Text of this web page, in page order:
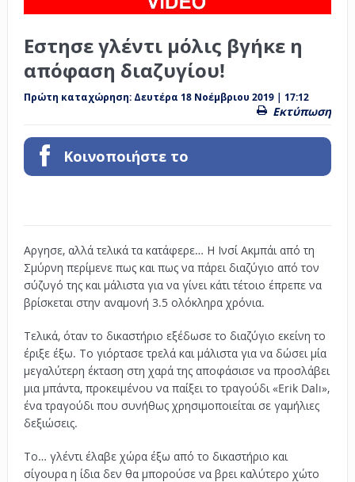
Εστησε γλέντι μόλις βγήκε η
απόφαση διαζυγίου!
Πρώτη καταχώρηση: Δευτέρα 18 Νοέμβριου 2019 | 17:12
Εκτύπωση
Κοινοποιήστε το
Αργησε, αλλά τελικά τα κατάφερε… Η Ινσί Ακμπάι από τη
Σμύρνη περίμενε πως και πως να πάρει διαζύγιο από τον
σύζυγό της και μάλιστα για να γίνει κάτι τέτοιο έπρεπε να
βρίσκεται στην αναμονή 3.5 ολόκληρα χρόνια.
Τελικά, όταν το δικαστήριο εξέδωσε το διαζύγιο εκείνη το
έριξε έξω. Το γιόρτασε τρελά και μάλιστα για να δώσει μία
μεγαλύτερη έκταση στη χαρά της αποφάσισε να προσλάβει
μια μπάντα, προκειμένου να παίξει το τραγούδι «Erik Dalı»,
ένα τραγούδι που συνήθως χρησιμοποιείται σε γαμήλιες
δεξιώσεις.
Το… γλέντι έλαβε χώρα έξω από το δικαστήριο και
σίγουρα η ίδια δεν θα μπορούσε να βρει καλύτερο χώτο